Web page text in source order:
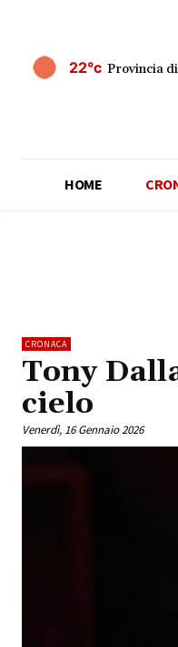
22°c Provincia
HOME
CRONACA
Tony
cielo
Venerdì, 16 Gennaio 2026